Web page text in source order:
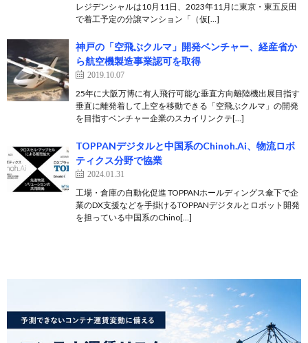
レジデンシャルは10月11日、2023年11月に東京・東五反田
で着工予定の分譲マンション「（仮[…]
神戸の「空飛ぶクルマ」開発ベンチャー、経産省か
ら航空機製造事業認可を取得
2019.10.07
25年に大阪万博に有人飛行可能な垂直方向離陸機出展目指す
垂直に離発着して上空を移動できる「空飛ぶクルマ」の開発
を目指すベンチャー企業のスカイリンクテ[…]
TOPPANデジタルと中国系のChinoh.Ai、物流ロボ
ティクス分野で協業
2024.01.31
工場・倉庫の自動化促進 TOPPANホールディングス傘下で企
業のDX支援などを手掛けるTOPPANデジタルとロボット開発
を担っている中国系のChino[…]